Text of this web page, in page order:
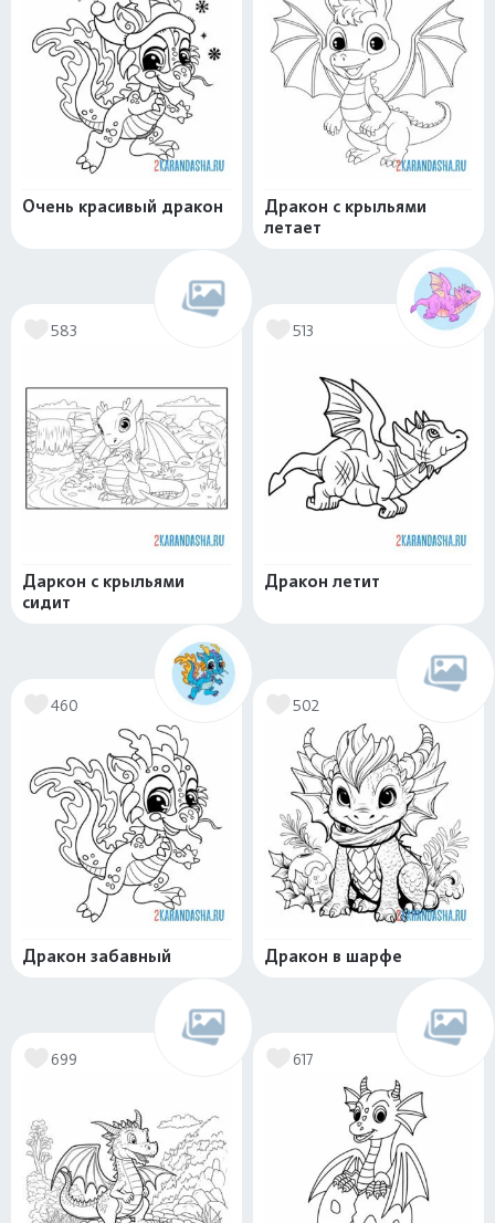
Очень красивый дракон
Дракон с крыльями
летает
583
Даркон с крыльями
сидит
513
Дракон летит
460
Дракон забавный
502
Дракон в шарфе
699 617